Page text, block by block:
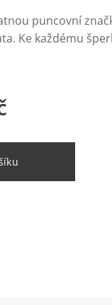
puncovní
Ke každému